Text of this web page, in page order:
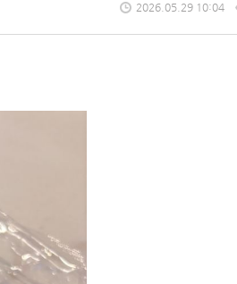
2026.05.29 10:04